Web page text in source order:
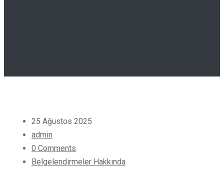
25 Ağustos 2025
admin
0 Comments
Belgelendirmeler Hakkında